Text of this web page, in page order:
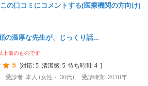
の口コミにコメントする(医療機関の方向け)
の温厚な先生が、じっくり話...
上前のものです
5 [対応: 5 清潔感: 5 待ち時間: 4 ]
受診者: 本人 (女性・ 30代) 受診時期: 2018年